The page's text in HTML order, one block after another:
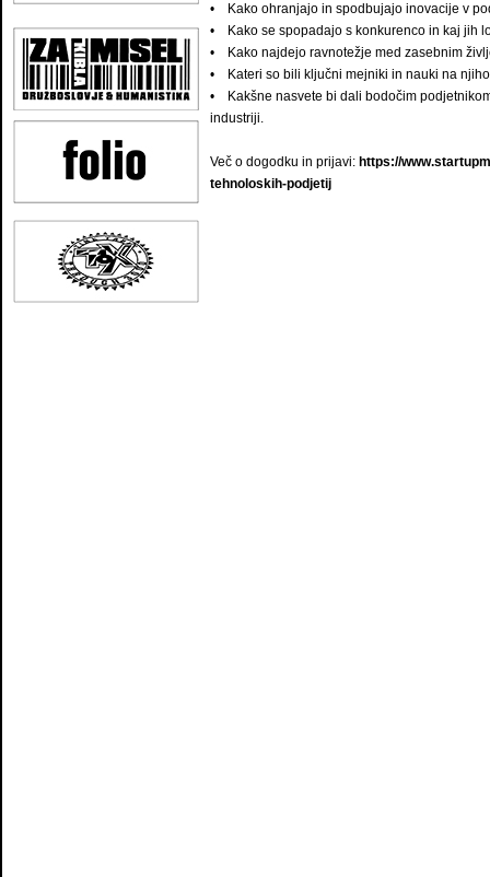
• Kako ohranjajo in spodbujajo inovacije v
• Kako se spopadajo s konkurenco in kaj jih
• Kako najdejo ravnotežje med zasebnim
• Kateri so bili ključni mejniki in nauki na
• Kakšne nasvete bi dali bodočim
industriji.
Več o dogodku in prijavi: https://
tehnoloskih-podjetij